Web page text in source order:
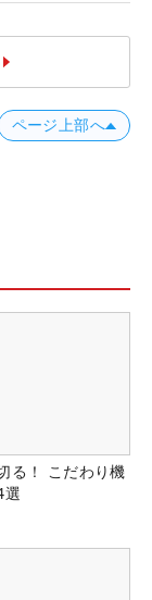
ページ上部へ
る！ こだわり機
選